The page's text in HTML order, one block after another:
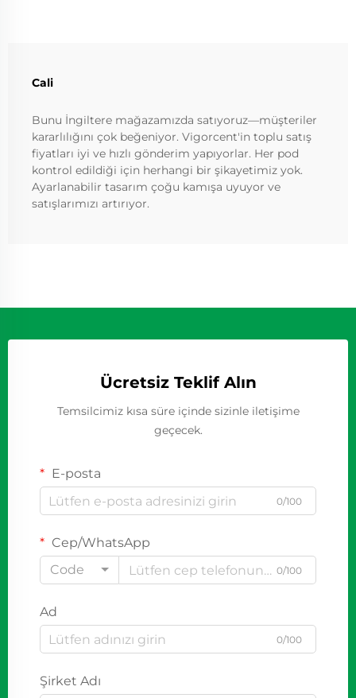
Cali
Bunu İngiltere mağazamızda satıyoruz—müşteriler
kararlılığını çok beğeniyor. Vigorcent'in toplu satış
fiyatları iyi ve hızlı gönderim yapıyorlar. Her pod
kontrol edildiği için herhangi bir şikayetimiz yok.
Ayarlanabilir tasarım çoğu kamışa uyuyor ve
satışlarımızı artırıyor.
Ücretsiz Teklif Alın
Temsilcimiz kısa süre içinde sizinle iletişime
geçecek.
E-posta
0/100
Cep/WhatsApp
Code
0/100
Ad
0/100
Şirket Adı